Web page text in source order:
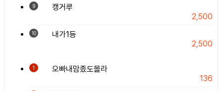
9
캥거루
2,500
10
내가1등
2,500
1
오빠내맘좄도몰라
136